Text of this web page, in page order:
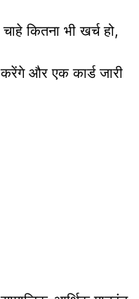
कितना भी खर्च हो,
और एक कार्ड जारी